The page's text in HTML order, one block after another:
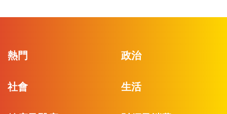
熱門 政治
社會 生活